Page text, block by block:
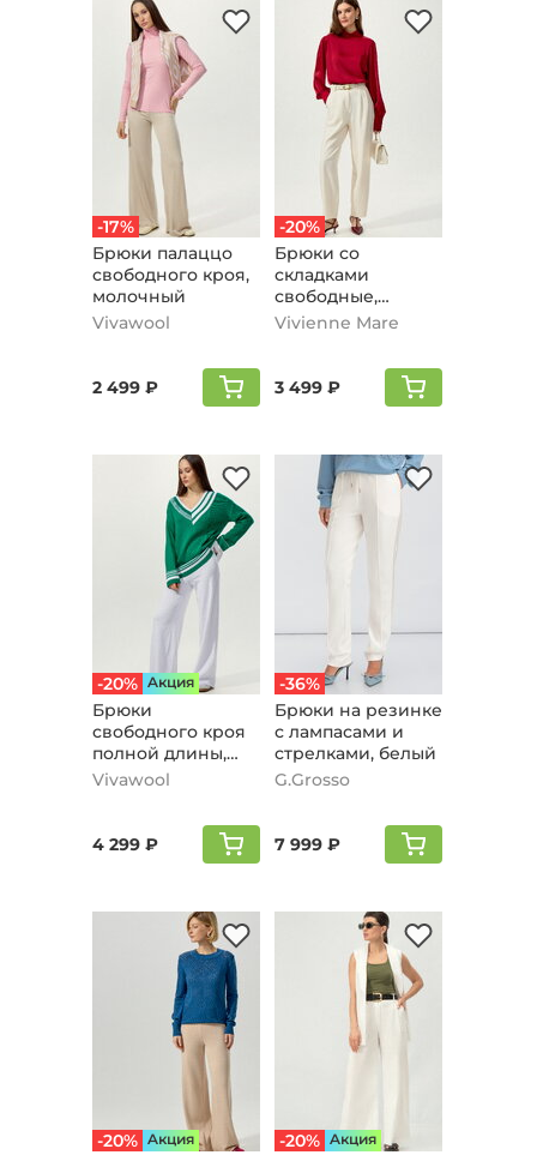
-17%
Брюки палаццо
свободного кроя,
молочный
Vivawool
2 499 ₽
-20%
Брюки со
складками
свободные,
молочный
Vivienne Mare
3 499 ₽
-20% Aкция
Брюки
свободного кроя
полной длины,
белый
Vivawool
4 299 ₽
-36%
Брюки на резинке
с лампасами и
стрелками, белый
G.Grosso
7 999 ₽
-20% Aкция -20% Aкция